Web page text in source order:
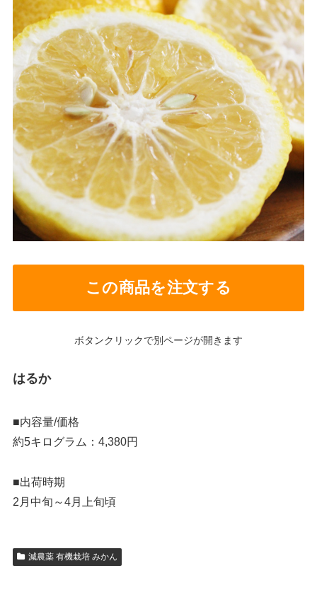
この商品を注文する
ボタンクリックで別ページが開きます
はるか
■内容量/価格
約5キログラム：4,380円
■出荷時期
2月中旬～4月上旬頃
減農薬 有機栽培 みかん